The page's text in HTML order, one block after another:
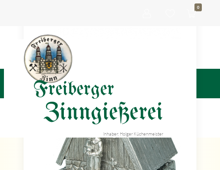
Freiberger
Zinngießerei
Inhaber: Holger Küchenmeister
0